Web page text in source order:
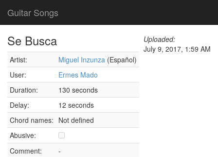
Guitar Songs
Se Busca
Artist: Miguel Inzunza (Español)
User:
Ermes Mado
Duration:
130 seconds
Delay:
12 seconds
Chord names: Not defined
Abusive:
Comment:
-
Uploaded:
July 9, 2017, 1:59 AM